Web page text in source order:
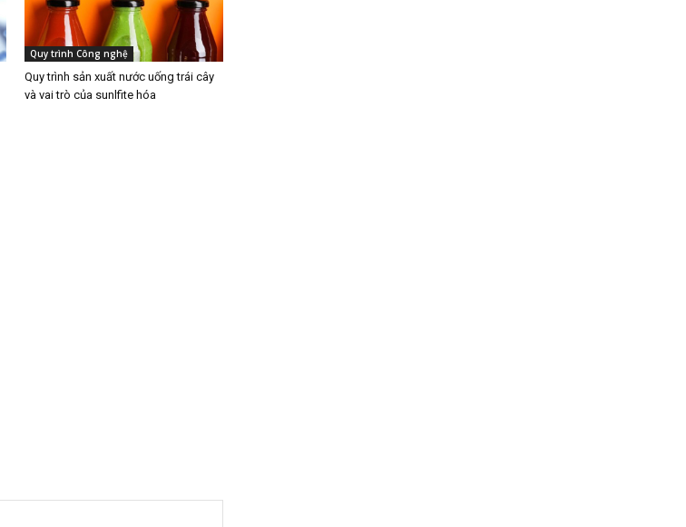
Quy trình Công nghệ
Quy trình sản xuất nước uống trái cây
và vai trò của sunlfite hóa